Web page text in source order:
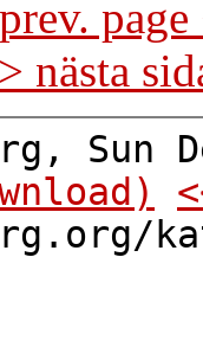
nästa
Sun